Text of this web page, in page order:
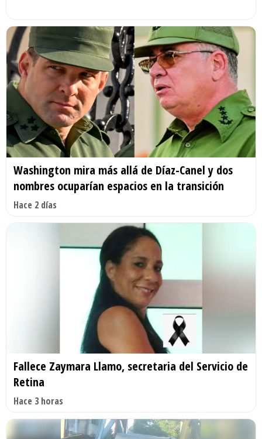
Washington mira más allá de Díaz-Canel y dos
nombres ocuparían espacios en la transición
Hace 2 días
Fallece Zaymara Llamo, secretaria del Servicio de
Retina
Hace 3 horas